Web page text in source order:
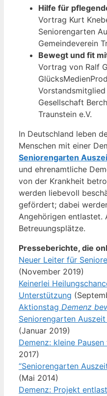
Hilfe für
Vortrag Kurt
Seniorengarten
Gemeindeverein
Bewegt und fit
Vortrag von Ralf
Gesellschaft
Traunstein e.V.
In Deutschland leben
Menschen mit einer
Seniorengarten
und ehrenamtliche
von der Krankheit
werden liebevoll
gefördert; dabei
Angehörigen
Betreuungsplätze.
Presseberichte, die
Neuer Leiter für
(November 2019)
Keinerlei
Unterstützung
Aktionstag Demenz
Seniorengarten
(Januar 2019)
Demenz: kleine
2017)
“Seniorengarten
(Mai 2014)
Demenz: Projekt